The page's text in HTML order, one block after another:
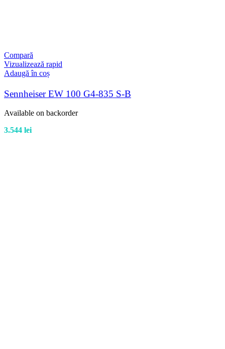
Compară
Vizualizează rapid
Adaugă în coș
Sennheiser EW 100 G4-835 S-B
Available on backorder
3.544 lei